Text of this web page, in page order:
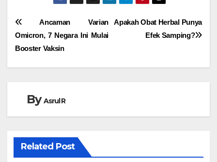
Navigasi
pos
Apakah Obat Herbal Punya
Efek Samping?
Ancaman Varian
Omicron, 7 Negara Ini Mulai
Booster Vaksin
ByAsrul R
Related Post